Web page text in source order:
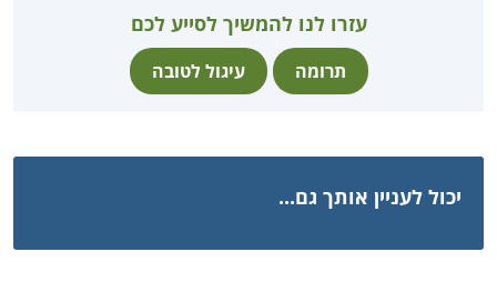
עזרו לנו להמשיך לסייע לכם
תרומה עיגול לטובה
יכול לעניין אותך גם...